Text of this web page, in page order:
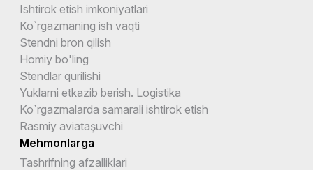
Ishtirok etish imkoniyatlari
Ko`rgazmaning ish vaqti
Stendni bron qilish
Homiy bo'ling
Stendlar qurilishi
Yuklarni etkazib berish. Logistika
Ko`rgazmalarda samarali ishtirok etish
Rasmiy aviataşuvchi
Mehmonlarga
Tashrifning afzalliklari